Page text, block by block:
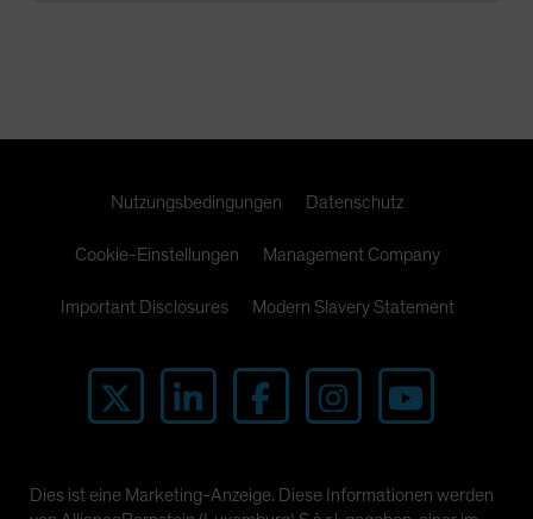
Nutzungsbedingungen Datenschutz
Cookie-Einstellungen Management Company
Important Disclosures Modern Slavery Statement
Dies ist eine Marketing-Anzeige. Diese Informationen werden